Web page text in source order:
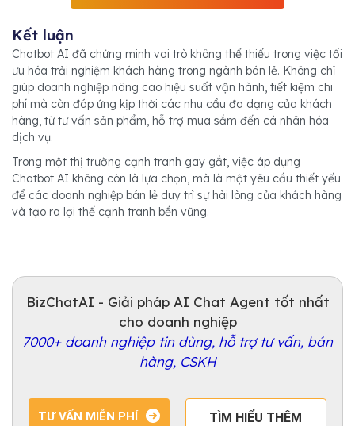
Kết luận
Chatbot AI đã chứng minh vai trò không thể thiếu trong việc tối
ưu hóa trải nghiệm khách hàng trong ngành bán lẻ. Không chỉ
giúp doanh nghiệp nâng cao hiệu suất vận hành, tiết kiệm chi
phí mà còn đáp ứng kịp thời các nhu cầu đa dạng của khách
hàng, từ tư vấn sản phẩm, hỗ trợ mua sắm đến cá nhân hóa
dịch vụ.
Trong một thị trường cạnh tranh gay gắt, việc áp dụng
Chatbot AI không còn là lựa chọn, mà là một yêu cầu thiết yếu
để các doanh nghiệp bán lẻ duy trì sự hài lòng của khách hàng
và tạo ra lợi thế cạnh tranh bền vững.
BizChatAI - Giải pháp AI Chat Agent tốt nhất
cho doanh nghiệp
7000+ doanh nghiệp tin dùng, hỗ trợ tư vấn, bán
hàng, CSKH
TƯ VẤN MIỄN PHÍ TÌM HIỂU THÊM